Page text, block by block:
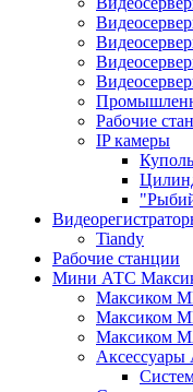
Рабочие
IP камеры
Tiandy
Рабочие станции
Мини АТС
Максиком
Максиком
Максиком